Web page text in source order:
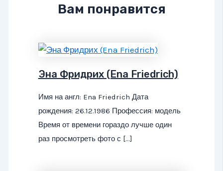
Вам понравится
Эна Фридрих (Ena Friedrich)
Имя на англ: Ena Friedrich Дата
рождения: 26.12.1986 Профессия: модель
Время от времени гораздо лучше один
раз просмотреть фото с […]